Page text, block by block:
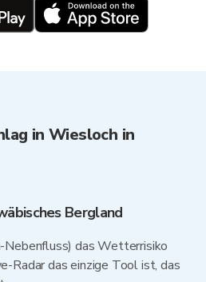
in Wiesloch in
Bergland
Nebenfluss) das Wetterrisiko
Radar das einzige Tool ist, das